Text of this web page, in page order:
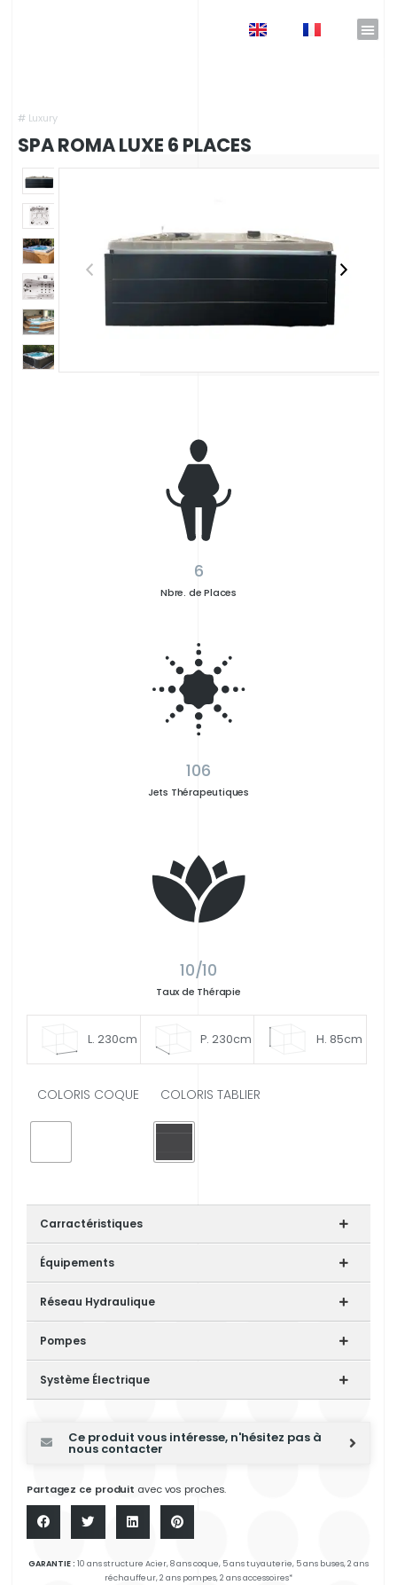
# Luxury
SPA ROMA LUXE 6 PLACES
6
Nbre. de Places
106
Jets Thérapeutiques
10/10
Taux de Thérapie
L. 230cm P. 230cm H. 85cm
COLORIS COQUE COLORIS TABLIER
Carractéristiques
Équipements
Réseau Hydraulique
Pompes
Système Électrique
Ce produit vous intéresse, n'hésitez pas à
nous contacter
Partagez ce produit avec vos proches.
GARANTIE : 10 ans structure Acier, 8 ans coque, 5 ans tuyauterie, 5 ans buses, 2 ans
réchauffeur, 2 ans pompes, 2 ans accessoires*